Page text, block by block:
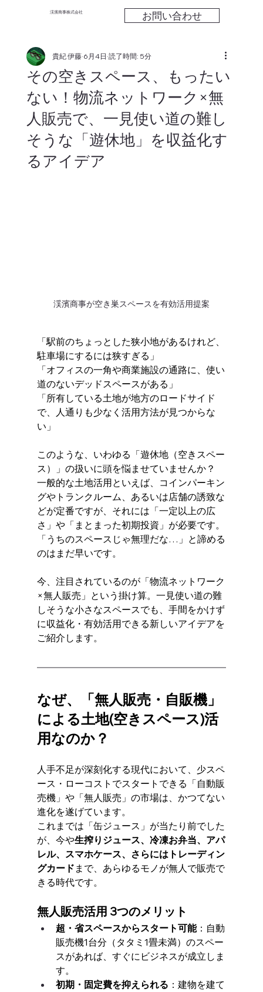
渓濱商事株式会社 お問い合わせ
その空きスペース、もったい
ない！物流ネットワーク×無
人販売で、一見使い道の難し
そうな「遊休地」を収益化す
るアイデア
貴紀 伊藤 6月4日 読了時間: 5分
渓濱商事が空き巣スペースを有効活用提案
「駅前のちょっとした狭小地があるけれど、
駐車場にするには狭すぎる」
「オフィスの一角や商業施設の通路に、使い
道のないデッドスペースがある」
「所有している土地が地方のロードサイド
で、人通りも少なく活用方法が見つからな
い」
このような、いわゆる「遊休地（空きスペー
ス）」の扱いに頭を悩ませていませんか？
一般的な土地活用といえば、コインパーキン
グやトランクルーム、あるいは店舗の誘致な
どが定番ですが、それには「一定以上の広
さ」や「まとまった初期投資」が必要です。
「うちのスペースじゃ無理だな…」と諦める
のはまだ早いです。
今、注目されているのが「物流ネットワーク
×無人販売」という掛け算。一見使い道の難
しそうな小さなスペースでも、手間をかけず
に収益化・有効活用できる新しいアイデアを
ご紹介します。
なぜ、「無人販売・自販機」
による土地(空きスペース)活
用なのか？
人手不足が深刻化する現代において、少スペ
ース・ローコストでスタートできる「自動販
売機」や「無人販売」の市場は、かつてない
進化を遂げています。
これまでは「缶ジュース」が当たり前でした
が、今や生搾りジュース、冷凍お弁当、アパ
レル、スマホケース、さらにはトレーディン
グカード まで、あらゆるモノが無人で販売で
きる時代です。
無人販売活用 3つのメリット
超・省スペースからスタート可能：自動
販売機1台分（タタミ1畳未満）のスペー
スがあれば、すぐにビジネスが成立しま
す。
初期・固定費を抑えられる ：建物を建て